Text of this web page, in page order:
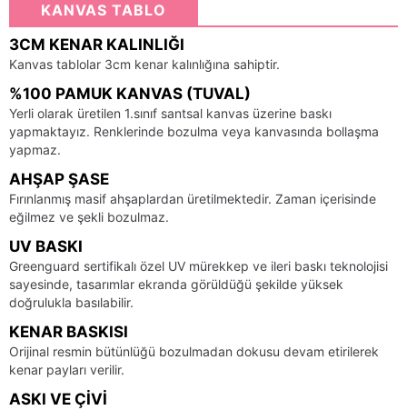
KANVAS TABLO
3CM KENAR KALINLIĞI
Kanvas tablolar 3cm kenar kalınlığına sahiptir.
%100 PAMUK KANVAS (TUVAL)
Yerli olarak üretilen 1.sınıf santsal kanvas üzerine baskı
yapmaktayız. Renklerinde bozulma veya kanvasında bollaşma
yapmaz.
AHŞAP ŞASE
Fırınlanmış masif ahşaplardan üretilmektedir. Zaman içerisinde
eğilmez ve şekli bozulmaz.
UV BASKI
Greenguard sertifikalı özel UV mürekkep ve ileri baskı teknolojisi
sayesinde, tasarımlar ekranda görüldüğü şekilde yüksek
doğrulukla basılabilir.
KENAR BASKISI
Orijinal resmin bütünlüğü bozulmadan dokusu devam etirilerek
kenar payları verilir.
ASKI VE ÇIVI